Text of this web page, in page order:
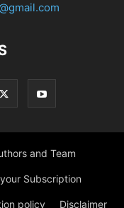
and Team
Subscription
policy Disclaimer